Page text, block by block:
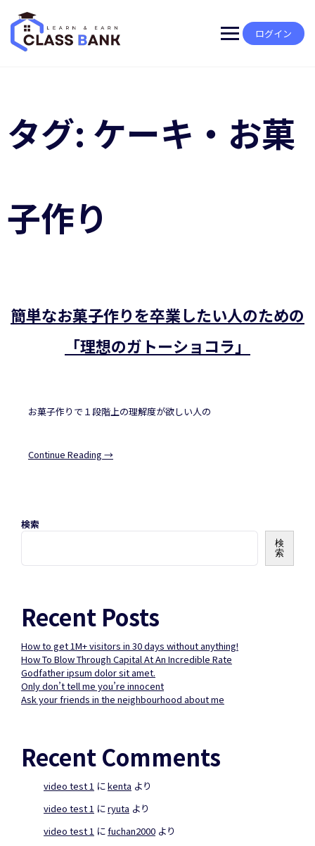
content
ログイン
タグ: ケーキ・お菓
子作り
簡単なお菓子作りを卒業したい人のための
「理想のガトーショコラ」
お菓子作りで１段階上の理解度が欲しい人の
Continue Reading →
検索
検
索
Recent Posts
How to get 1M+ visitors in 30 days without anything!
How To Blow Through Capital At An Incredible Rate
Godfather ipsum dolor sit amet.
Only don’t tell me you’re innocent
Ask your friends in the neighbourhood about me
Recent Comments
video test 1 にkenta より
video test 1 にryuta より
video test 1 にfuchan2000 より